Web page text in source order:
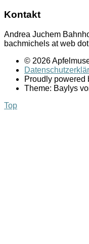
Kontakt
Andrea Juchem
bachmichels at web
© 2026
Proudly powered
Theme: Baylys
Top